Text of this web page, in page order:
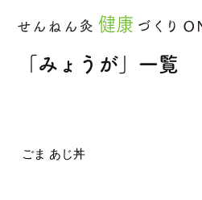
「みょうが」一覧
ごま あじ丼